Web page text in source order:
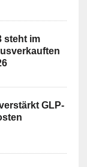
steht im
GLP-